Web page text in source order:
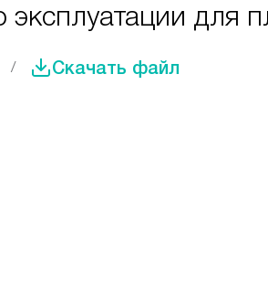
эксплуатации для
Скачать файл